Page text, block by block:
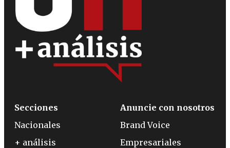
Secciones
Nacionales
+ análisis
Anuncie con nosotros
Brand Voice
Empresariales